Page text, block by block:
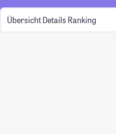
Übersicht Details Ranking